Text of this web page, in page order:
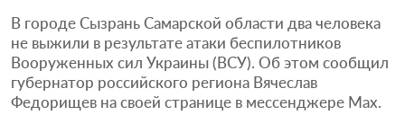
В городе Сызрань Самарской области два человека
не выжили в результате атаки беспилотников
Вооруженных сил Украины (ВСУ). Об этом сообщил
губернатор российского региона Вячеслав
Федорищев на своей странице в мессенджере Max.